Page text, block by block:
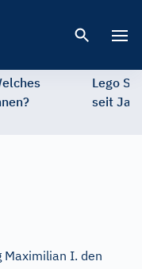
Lego
seit
I. den